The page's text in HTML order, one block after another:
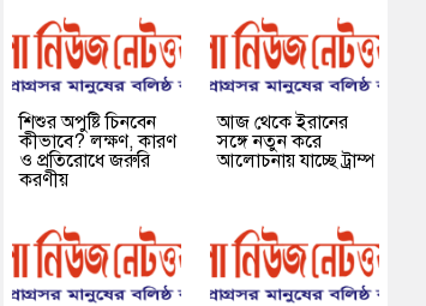
শিশুর অপুষ্টি চিনবেন
কীভাবে? লক্ষণ, কারণ
ও প্রতিরোধে জরুরি
করণীয়
আজ থেকে ইরানের
সঙ্গে নতুন করে
আলোচনায় যাচ্ছে ট্রাম্প